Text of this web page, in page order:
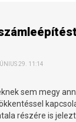
29. 11:14
sem megy
részére is